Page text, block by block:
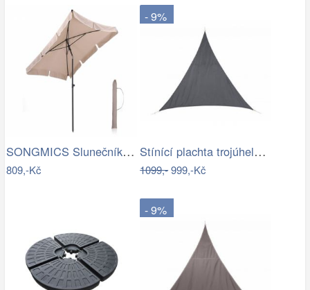
SONGMICS Slunečník obdélníkový 200 x…
809,-Kč
- 9%
Stínící plachta trojúhelník 3*3*3 m šedá
1099,-999,-Kč
- 9%